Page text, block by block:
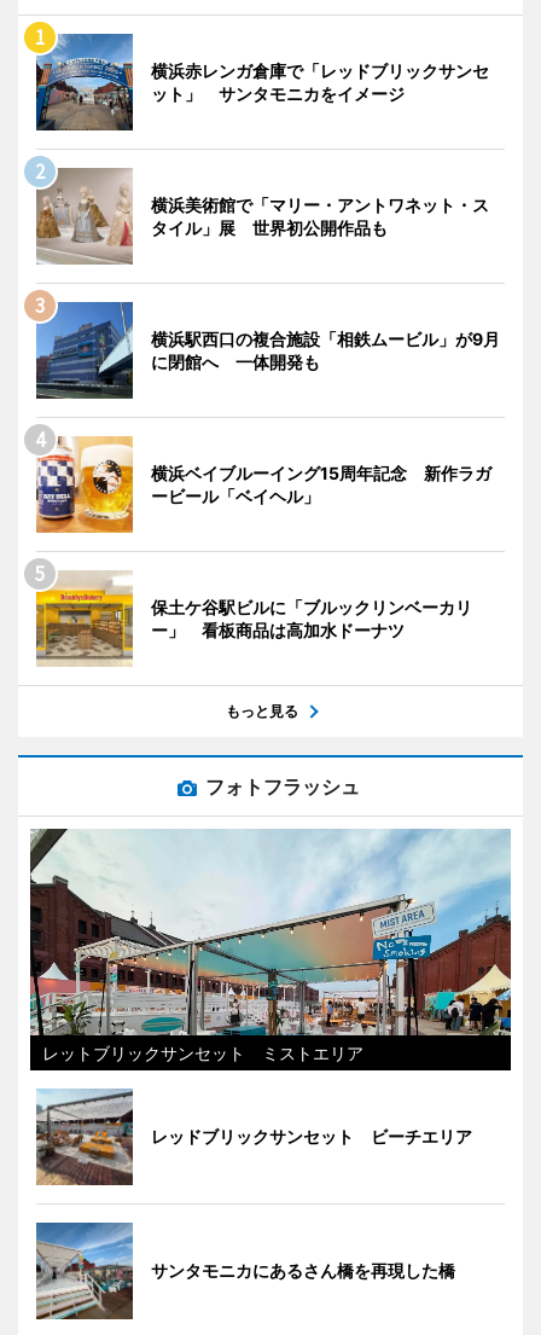
横浜赤レンガ倉庫で「レッドブリックサンセ
ット」 サンタモニカをイメージ
横浜美術館で「マリー・アントワネット・ス
タイル」展 世界初公開作品も
横浜駅西口の複合施設「相鉄ムービル」が9月
に閉館へ 一体開発も
横浜ベイブルーイング15周年記念 新作ラガ
ービール「ベイヘル」
保土ケ谷駅ビルに「ブルックリンベーカリ
ー」 看板商品は高加水ドーナツ
もっと見る
フォトフラッシュ
レットブリックサンセット ミストエリア
レッドブリックサンセット ビーチエリア
サンタモニカにあるさん橋を再現した橋